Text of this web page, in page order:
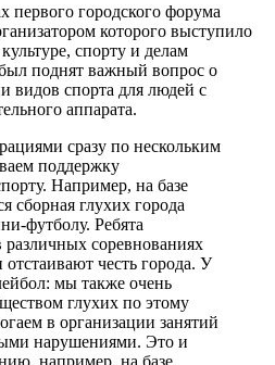
первого городского форума
которого выступило
спорту и делам
поднят важный вопрос о
видов спорта для людей с
аппарата.
сразу по нескольким
поддержку
Например, на базе
сборная глухих города
футболу. Ребята
соревнованиях
отстаивают честь города. У
мы также очень
глухих по этому
в организации занятий
нарушениями. Это и
например, на базе